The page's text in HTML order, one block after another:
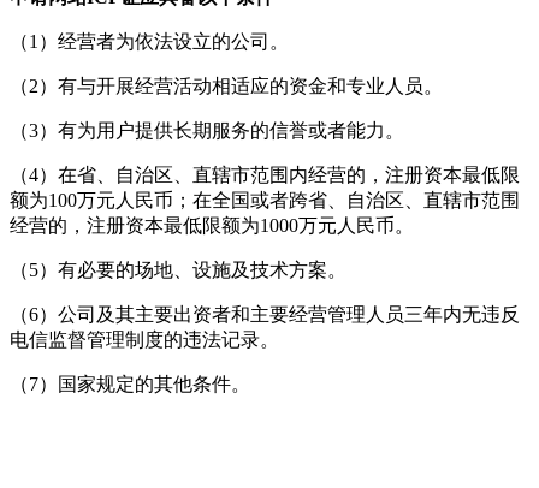
（1）经营者为依法设立的公司。
（2）有与开展经营活动相适应的资金和专业人员。
（3）有为用户提供长期服务的信誉或者能力。
（4）在省、自治区、直辖市范围内经营的，注册资本最低限
额为100万元人民币；在全国或者跨省、自治区、直辖市范围
经营的，注册资本最低限额为1000万元人民币。
（5）有必要的场地、设施及技术方案。
（6）公司及其主要出资者和主要经营管理人员三年内无违反
电信监督管理制度的违法记录。
（7）国家规定的其他条件。